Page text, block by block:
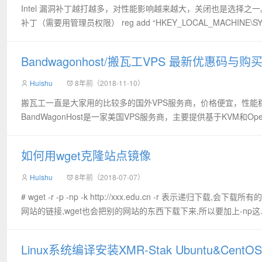
Intel 漏洞补丁越打越多，对性能影响越来越大，关闭也是选择之
补丁（需要用管理员权限） reg add
Bandwagonhost/搬瓦工VPS 最新优惠码与购
Huishu 8年前（2018-11-10）
搬瓦工一直是大家用的比较多的国外VPS服务商，价格便宜，性
BandWagonHost是一家美国VPS服务商，主要提供基于KVM和
如何用wget克隆站点镜像
Huishu 8年前（2018-07-07）
# wget -r -p -np -k http://xxx.edu.cn -r 表示递归下载,会下载所有
网站的链接,wget也会把别的网站的东西下载下来,所以要加上-np
Linux系统编译安装XMR-Stak Ubuntu&CentOS